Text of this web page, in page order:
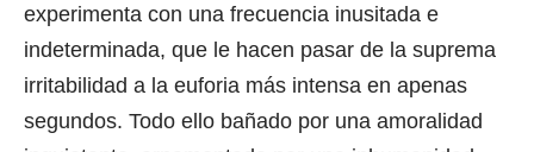
experimenta con una frecuencia inusitada e
indeterminada, que le hacen pasar de la suprema
irritabilidad a la euforia más intensa en apenas
segundos. Todo ello bañado por una amoralidad